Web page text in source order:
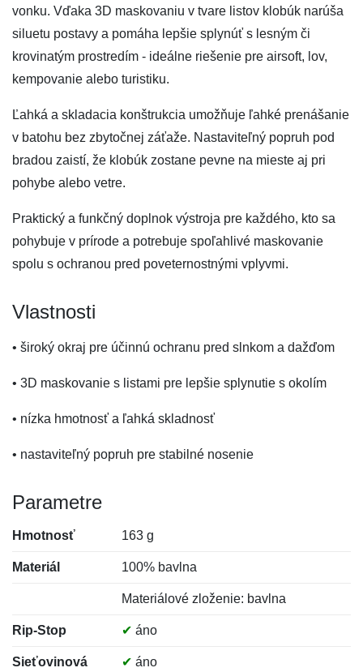
vonku. Vďaka 3D maskovaniu v tvare listov klobúk narúša
siluetu postavy a pomáha lepšie splynúť s lesným či
krovinatým prostredím - ideálne riešenie pre airsoft, lov,
kempovanie alebo turistiku.
Ľahká a skladacia konštrukcia umožňuje ľahké prenášanie
v batohu bez zbytočnej záťaže. Nastaviteľný popruh pod
bradou zaistí, že klobúk zostane pevne na mieste aj pri
pohybe alebo vetre.
Praktický a funkčný doplnok výstroja pre každého, kto sa
pohybuje v prírode a potrebuje spoľahlivé maskovanie
spolu s ochranou pred poveternostnými vplyvmi.
Vlastnosti
• široký okraj pre účinnú ochranu pred slnkom a dažďom
• 3D maskovanie s listami pre lepšie splynutie s okolím
• nízka hmotnosť a ľahká skladnosť
• nastaviteľný popruh pre stabilné nosenie
Parametre
Hmotnosť 163 g
Materiál 100% bavlna
Materiálové zloženie: bavlna
Rip-Stop ✔ áno
Sieťovinová
✔ áno